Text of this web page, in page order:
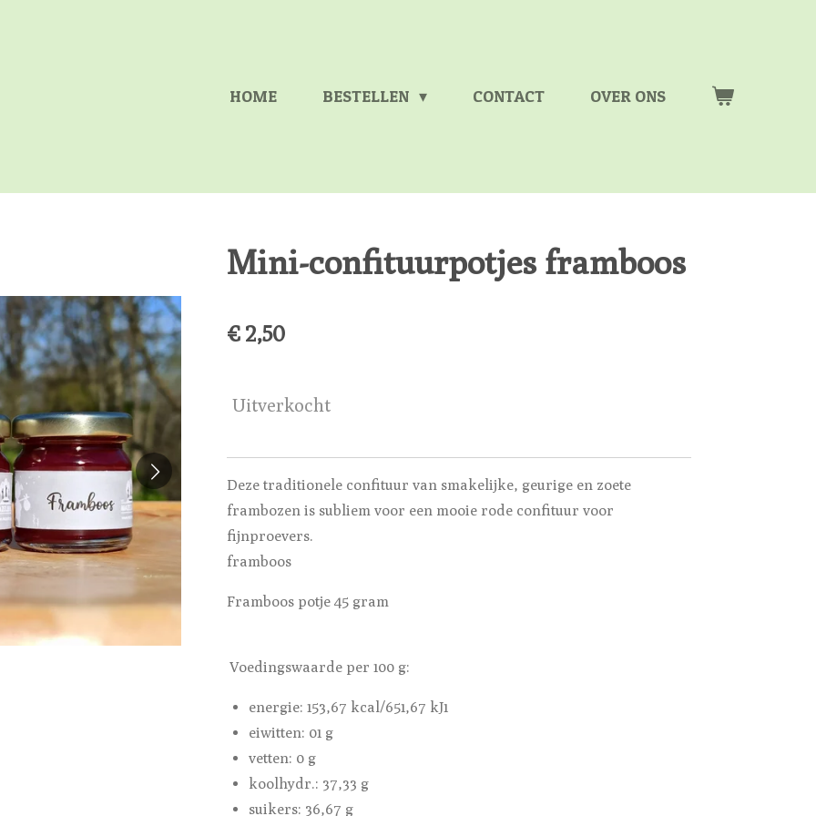
HOME BESTELLEN CONTACT OVER ONS
Mini-confituurpotjes framboos
€ 2,50
Uitverkocht
Deze traditionele confituur van smakelijke, geurige en zoete
frambozen is subliem voor een mooie rode confituur voor
fijnproevers.
framboos
Framboos potje 45 gram
Voedingswaarde per 100 g:
energie: 153,67 kcal/651,67 kJ1
eiwitten: 01 g
vetten: 0 g
koolhydr.: 37,33 g
suikers: 36,67 g